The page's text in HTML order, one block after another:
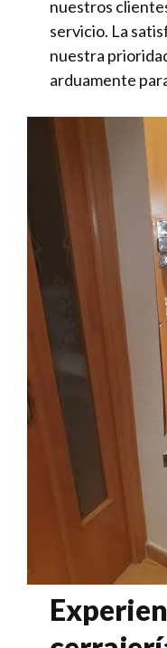
nuestros
servicio. La
nuestra
arduamente